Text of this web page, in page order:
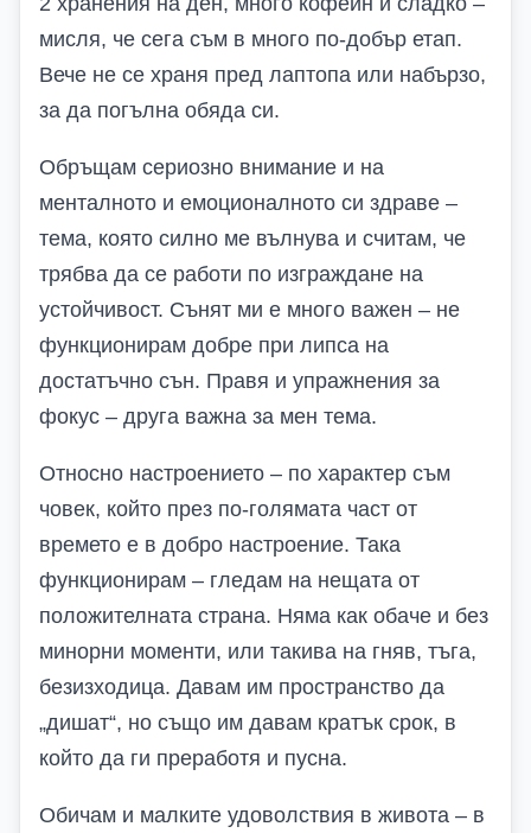
мисля, че сега съм в много по-добър етап.
Вече не се храня пред лаптопа или набързо,
за да погълна обяда си.
Обръщам сериозно внимание и на
менталното и емоционалното си здраве –
тема, която силно ме вълнува и считам, че
трябва да се работи по изграждане на
устойчивост. Сънят ми е много важен – не
функционирам добре при липса на
достатъчно сън. Правя и упражнения за
фокус – друга важна за мен тема.
Относно настроението – по характер съм
човек, който през по-голямата част от
времето е в добро настроение. Така
функционирам – гледам на нещата от
положителната страна. Няма как обаче и без
минорни моменти, или такива на гняв, тъга,
безизходица. Давам им пространство да
„дишат“, но също им давам кратък срок, в
който да ги преработя и пусна.
Обичам и малките удоволствия в живота – в